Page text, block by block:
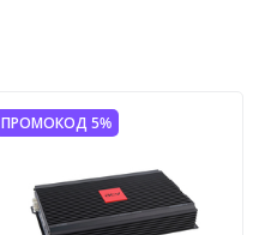
14 дн.
12 мес.
ПРОМОКОД 5%